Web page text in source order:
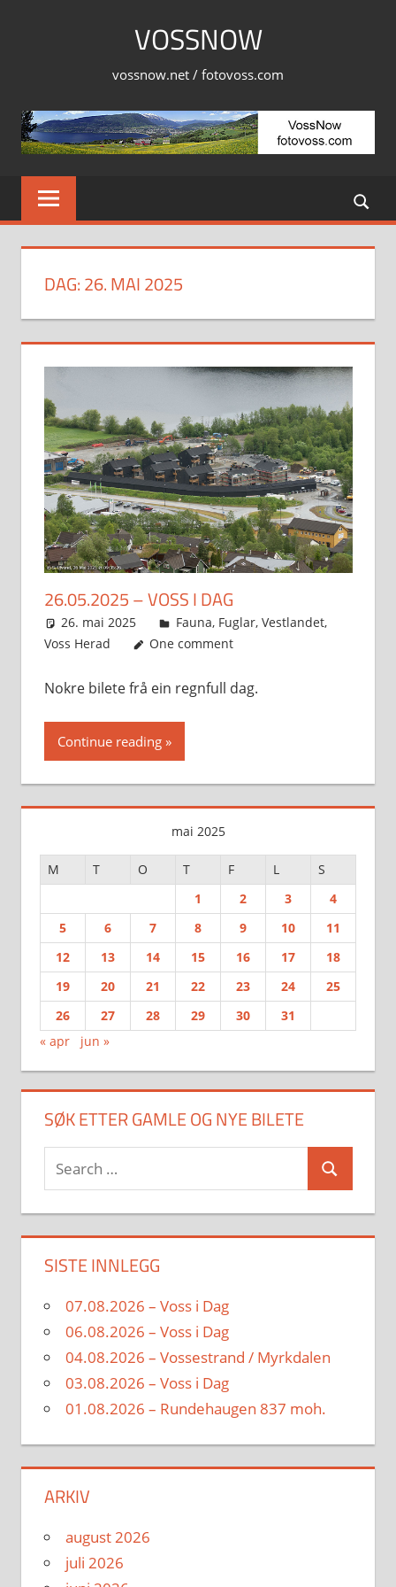
VOSSNOW
vossnow.net / fotovoss.com
DAG:26. MAI 2025
26.05.2025 – VOSS I DAG
26. mai 2025 Svein
Fauna, Fuglar, Vestlandet,
Voss Herad
One comment
Nokre bilete frå ein regnfull dag.
Continue reading
mai 2025
M T O T F L
S
1
2 3
4
5
6 7 8 9 10
11
12
13 14 15 16 17
18
19
20 21 22 23 24
25
26
27 28 29 30
31
« apr
jun »
SØK ETTER GAMLE OG NYE BILETE
Search
for:
Search
SISTE INNLEGG
07.08.2026 – Voss i Dag
06.08.2026 – Voss i Dag
04.08.2026 – Vossestrand / Myrkdalen
03.08.2026 – Voss i Dag
01.08.2026 – Rundehaugen 837 moh.
ARKIV
august 2026
juli 2026